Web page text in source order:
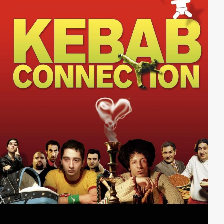
lösen, führt letztlich zum missglückten Ehrenmord, bei
dem Cem ums Leben kommt.